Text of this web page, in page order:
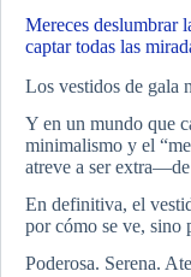
Mereces deslumbrar
captar todas las
Los vestidos de gala
Y en un mundo que
minimalismo y el
atreve a ser
En definitiva, el
por cómo se ve, sino
Poderosa. Serena.